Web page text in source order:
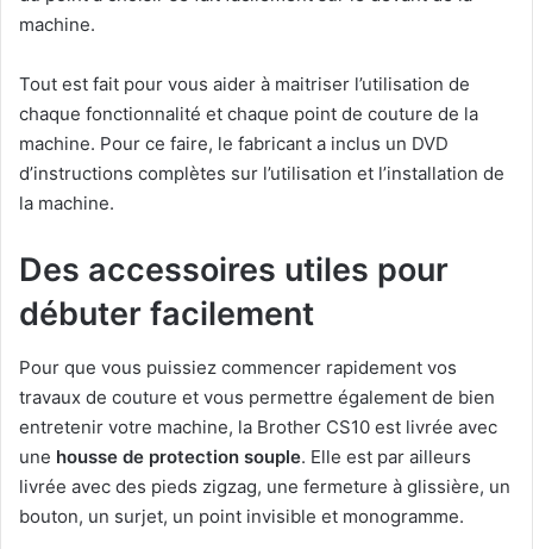
machine.
Tout est fait pour vous aider à maitriser l’utilisation de
chaque fonctionnalité et chaque point de couture de la
machine. Pour ce faire, le fabricant a inclus un DVD
d’instructions complètes sur l’utilisation et l’installation de
la machine.
Des accessoires utiles pour
débuter facilement
Pour que vous puissiez commencer rapidement vos
travaux de couture et vous permettre également de bien
entretenir votre machine, la Brother CS10 est livrée avec
une housse de protection souple. Elle est par ailleurs
livrée avec des pieds zigzag, une fermeture à glissière, un
bouton, un surjet, un point invisible et monogramme.